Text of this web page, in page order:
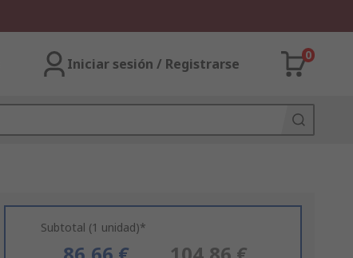
Iniciar sesión / Registrarse
0
Subtotal (1 unidad)*